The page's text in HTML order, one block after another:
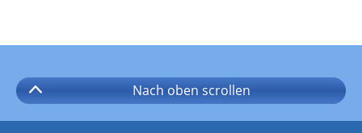
Nach oben scrollen